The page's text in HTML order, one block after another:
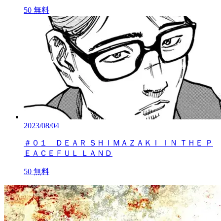
50 無料
2023/08/04
＃０１ ＤＥＡＲ ＳＨＩＭＡＺＡＫＩ ＩＮ ＴＨＥ Ｐ
ＥＡＣＥＦＵＬ ＬＡＮＤ
50 無料